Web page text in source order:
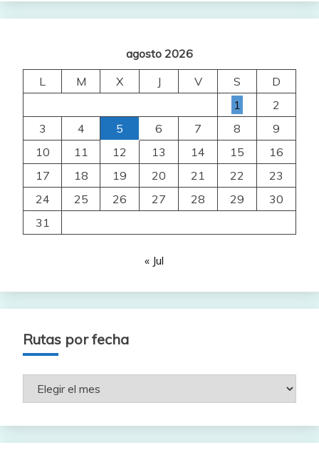
agosto 2026
L
M X J V S
D
1
2
3
4 5 6 7 8
9
10
11 12 13 14 15
16
17
18 19 20 21 22
23
24
25 26 27 28 29
30
31
« Jul
Rutas por fecha
Rutas